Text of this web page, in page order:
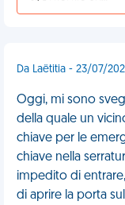
Da Laëtitia - 23/07/
Oggi, mi sono
della quale un
chiave per le
chiave nella
impedito di
di aprire la porta